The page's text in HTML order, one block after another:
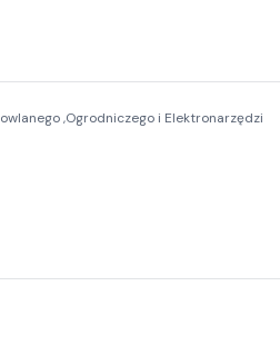
,Ogrodniczego i Elektronarzędzi